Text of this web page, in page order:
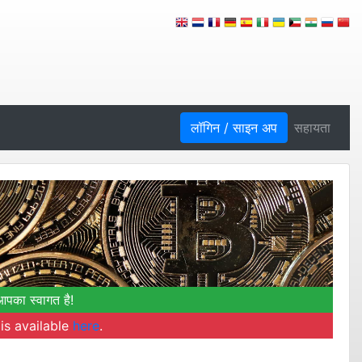
लॉगिन / साइन अप सहायता
स्वागत है!
available here.